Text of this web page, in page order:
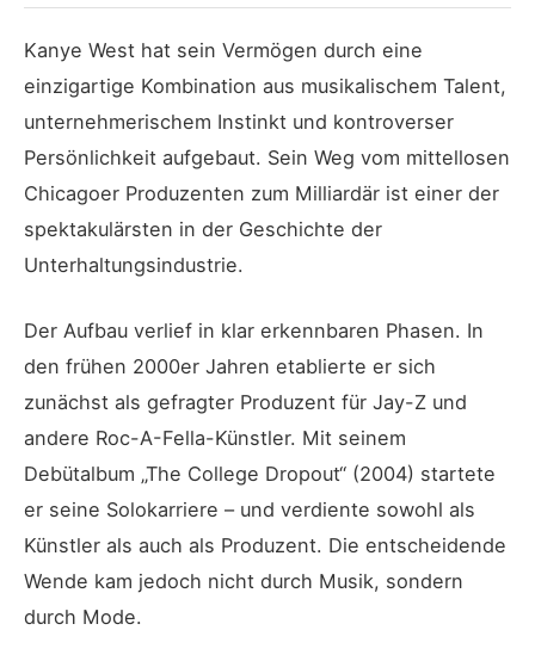
Kanye West hat sein Vermögen durch eine
einzigartige Kombination aus musikalischem Talent,
unternehmerischem Instinkt und kontroverser
Persönlichkeit aufgebaut. Sein Weg vom mittellosen
Chicagoer Produzenten zum Milliardär ist einer der
spektakulärsten in der Geschichte der
Unterhaltungsindustrie.
Der Aufbau verlief in klar erkennbaren Phasen. In
den frühen 2000er Jahren etablierte er sich
zunächst als gefragter Produzent für Jay-Z und
andere Roc-A-Fella-Künstler. Mit seinem
Debütalbum „The College Dropout“ (2004) startete
er seine Solokarriere – und verdiente sowohl als
Künstler als auch als Produzent. Die entscheidende
Wende kam jedoch nicht durch Musik, sondern
durch Mode.